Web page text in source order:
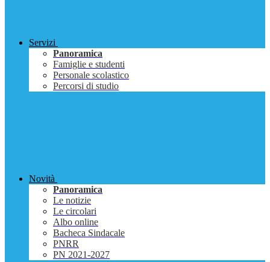
Servizi
Panoramica
Famiglie e studenti
Personale scolastico
Percorsi di studio
Novità
Panoramica
Le notizie
Le circolari
Albo online
Bacheca Sindacale
PNRR
PN 2021-2027